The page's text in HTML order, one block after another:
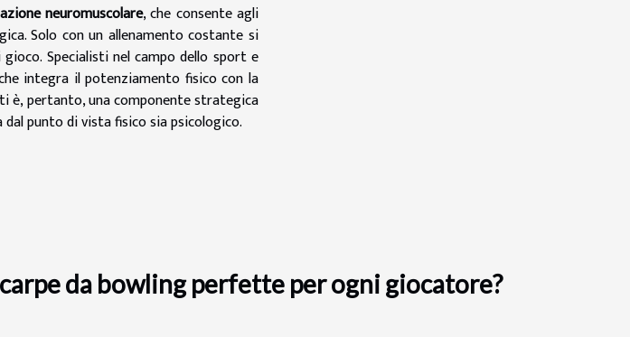
neuromuscolare, che consente agli
Solo con un allenamento costante si
Specialisti nel campo dello sport e
integra il potenziamento fisico con la
è, pertanto, una componente strategica
punto di vista fisico sia psicologico.
da bowling perfette per ogni giocatore?